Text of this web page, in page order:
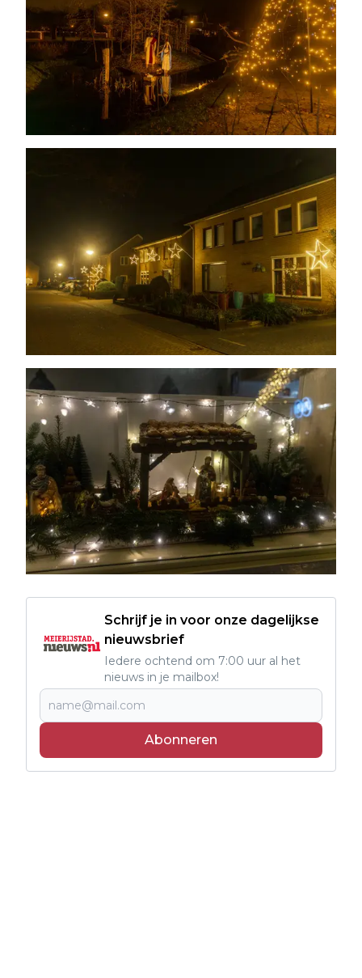
Schrijf je in voor onze dagelijkse
nieuwsbrief
Iedere ochtend om 7:00 uur al het
nieuws in je mailbox!
Abonneren